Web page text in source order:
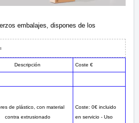
embalajes, dispones de los
Descripción Coste €
de plástico, con material
contra extrusionado
Coste: 0€ incluido
en servicio - Uso